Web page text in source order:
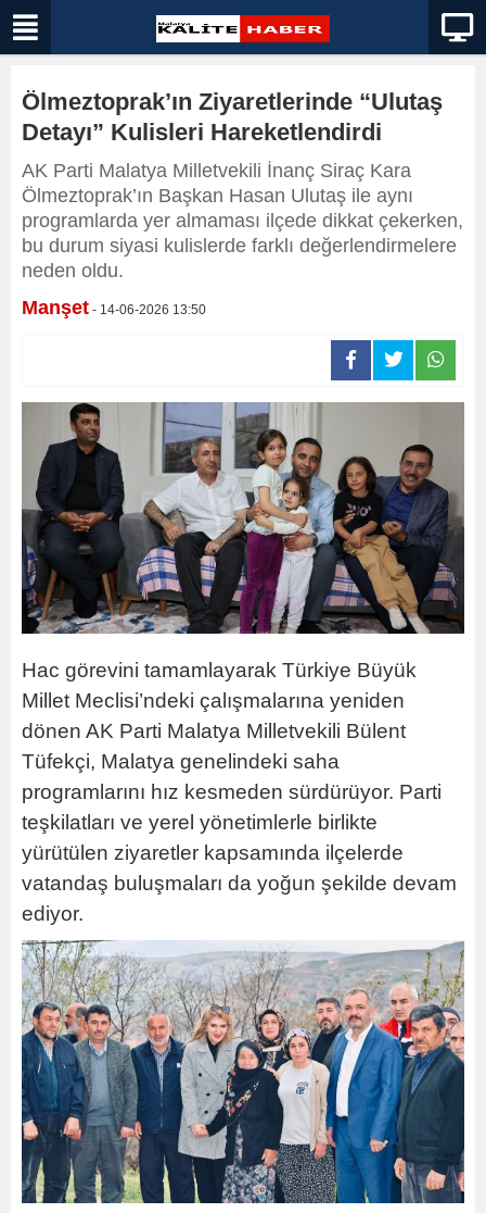
Ölmeztoprak’ın Ziyaretlerinde “Ulutaş
Detayı” Kulisleri Hareketlendirdi
AK Parti Malatya Milletvekili İnanç Siraç Kara
Ölmeztoprak’ın Başkan Hasan Ulutaş ile aynı
programlarda yer almaması ilçede dikkat çekerken,
bu durum siyasi kulislerde farklı değerlendirmelere
neden oldu.
Manşet - 14-06-2026 13:50
Hac görevini tamamlayarak Türkiye Büyük
Millet Meclisi’ndeki çalışmalarına yeniden
dönen AK Parti Malatya Milletvekili Bülent
Tüfekçi, Malatya genelindeki saha
programlarını hız kesmeden sürdürüyor. Parti
teşkilatları ve yerel yönetimlerle birlikte
yürütülen ziyaretler kapsamında ilçelerde
vatandaş buluşmaları da yoğun şekilde devam
ediyor.